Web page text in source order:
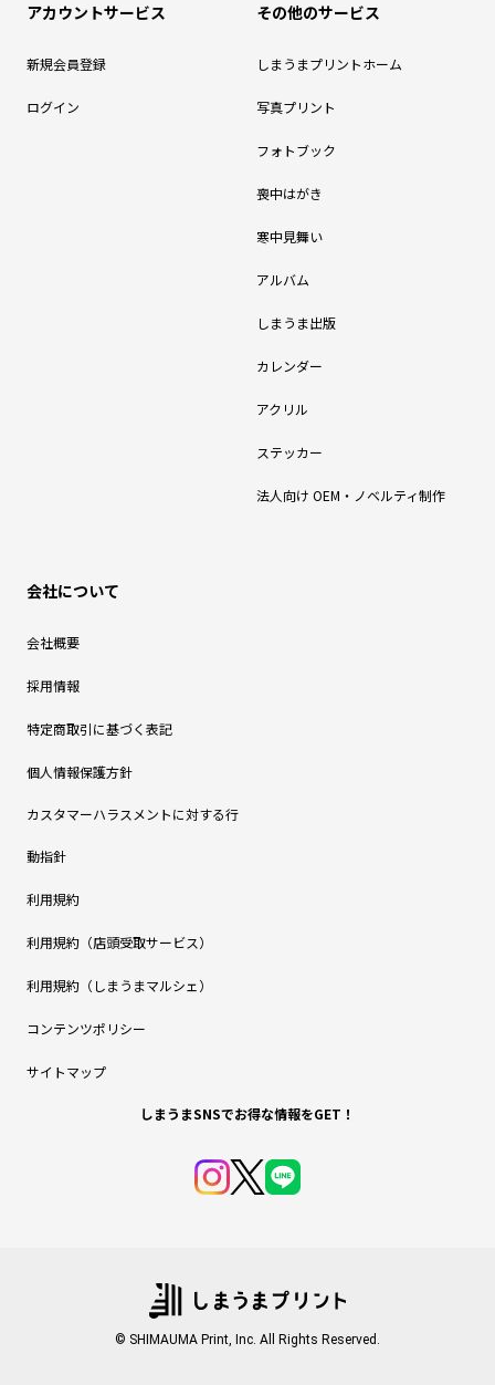
アカウントサービス
新規会員登録
ログイン
その他のサービス
しまうまプリントホーム
写真プリント
フォトブック
喪中はがき
寒中見舞い
アルバム
しまうま出版
カレンダー
アクリル
ステッカー
法人向け OEM・ノベルティ制作
会社について
会社概要
採用情報
特定商取引に基づく表記
個人情報保護方針
カスタマーハラスメントに対する行
動指針
利用規約
利用規約（店頭受取サービス）
利用規約（しまうまマルシェ）
コンテンツポリシー
サイトマップ
しまうまSNSでお得な情報をGET！
© SHIMAUMA Print, Inc. All Rights Reserved.